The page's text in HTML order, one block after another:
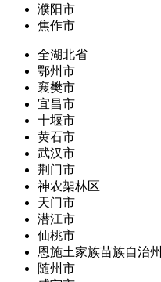
濮阳市
焦作市
全湖北省
鄂州市
襄樊市
宜昌市
十堰市
黄石市
武汉市
荆门市
神农架林区
天门市
潜江市
仙桃市
恩施土家族苗族自治州
随州市